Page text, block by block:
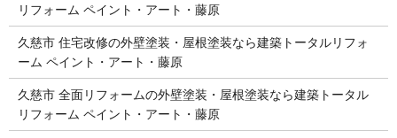
リフォーム ペイント・アート・藤原
久慈市 住宅改修の外壁塗装・屋根塗装なら建築トータルリフォ
ーム ペイント・アート・藤原
久慈市 全面リフォームの外壁塗装・屋根塗装なら建築トータル
リフォーム ペイント・アート・藤原